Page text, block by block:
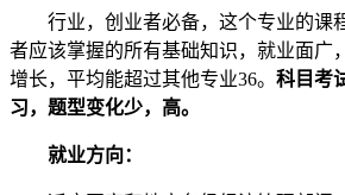
行业，创业者必备，这个专业的课
者应该掌握的所有基础知识，就业面广
增长，平均能超过其他专业36。 科目考
习，题型变化少，高。
就业方向：